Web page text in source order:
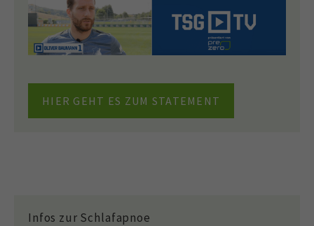
HIER GEHT ES ZUM STATEMENT
Infos zur Schlafapnoe